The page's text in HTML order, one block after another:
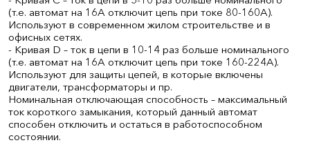
(т.е. автомат на 16А отключит цепь при токе 80-160А).
Используют в современном жилом строительстве и в
офисных сетях.
- Кривая D – ток в цепи в 10-14 раз больше номинального
(т.е. автомат на 16А отключит цепь при токе 160-224А).
Используют для защиты цепей, в которые включены
двигатели, трансформаторы и пр.
Номинальная отключающая способность – максимальный
ток короткого замыкания, который данный автомат
способен отключить и остаться в работоспособном
состоянии.